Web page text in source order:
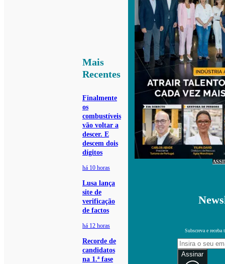
Mais
Recentes
Finalmente
os
combustíveis
vão voltar a
descer. E
descem dois
dígitos
há 10 horas
Lusa lança
site de
verificação
de factos
há 12 horas
Recorde de
candidatos
na 1.ª fase
Subscreva e receba
Assinar